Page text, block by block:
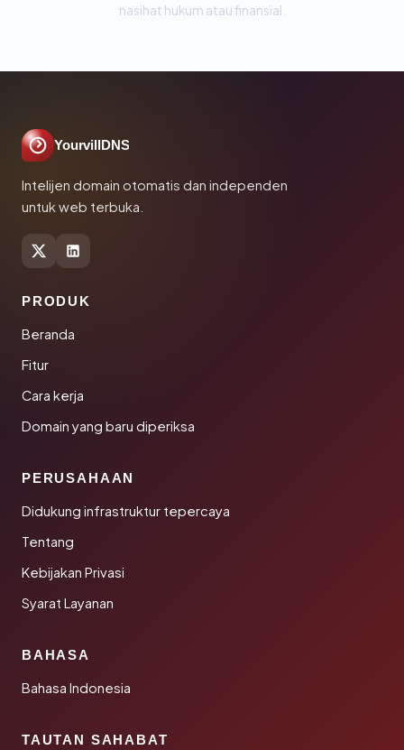
nasihat hukum atau finansial.
YourvillDNS
Intelijen domain otomatis dan independen
untuk web terbuka.
PRODUK
Beranda
Fitur
Cara kerja
Domain yang baru diperiksa
PERUSAHAAN
Didukung infrastruktur tepercaya
Tentang
Kebijakan Privasi
Syarat Layanan
BAHASA
Bahasa Indonesia
TAUTAN SAHABAT